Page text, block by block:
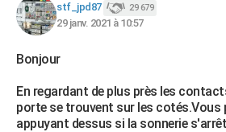
COPAINS D'AVANT
S'inscrire
Se connecter
Lycées
Collèges
Primaires
Universités
Entreprises
Service militaire
Avis de recherche
Bricolage
Lifestyle
Culture
Sport
Auto
Television
Voyage
Cinema
stf_jpd87 29 679
29 janv. 2021 à 10:57
Bonjour
En regardant de plus près les
porte se trouvent sur les cotés.Vous
appuyant dessus si la sonnerie